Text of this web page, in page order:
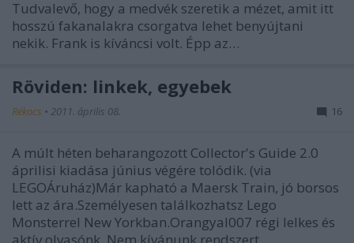
Tudvalevő, hogy a medvék szeretik a mézet, amit itt
hosszú fakanalakra csorgatva lehet benyújtani
nekik. Frank is kíváncsi volt. Épp az…
Röviden: linkek, egyebek
Rékocs • 2011. április 08. 16
A múlt héten beharangozott Collector's Guide 2.0
áprilisi kiadása június végére tolódik. (via
LEGOÁruház)Már kapható a Maersk Train, jó borsos
lett az ára.Személyesen találkozhatsz Lego
Monsterrel New Yorkban.Orangyal007 régi lelkes és